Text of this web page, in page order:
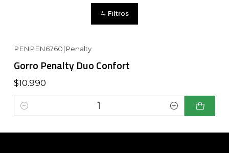
Filtros
PENPEN6760| Penalty
Gorro Penalty Duo Confort
$10.990
Cantidad